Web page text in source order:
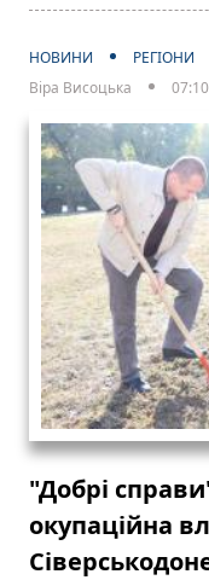
НОВИНИ
РЕГІОНИ
Віра Висоцька
"Добрі
окупаційна